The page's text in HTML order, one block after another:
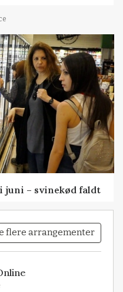
juni – svinekød faldt
flere arrangementer